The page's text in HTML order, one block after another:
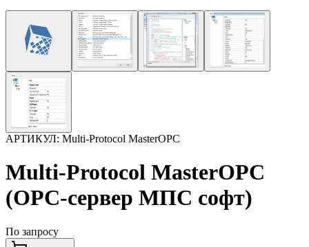
АРТИКУЛ: Multi-Protocol MasterOPC
Multi-Protocol MasterOPC
(OPC-сервер МПС софт)
По запросу